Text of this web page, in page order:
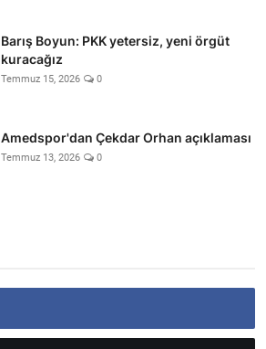
Barış Boyun: PKK yetersiz, yeni örgüt
kuracağız
Temmuz 15, 2026 0
Amedspor'dan Çekdar Orhan açıklaması
Temmuz 13, 2026 0